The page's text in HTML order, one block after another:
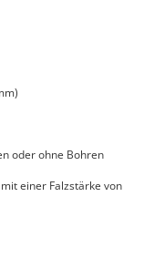
oder ohne Bohren
einer Falzstärke von